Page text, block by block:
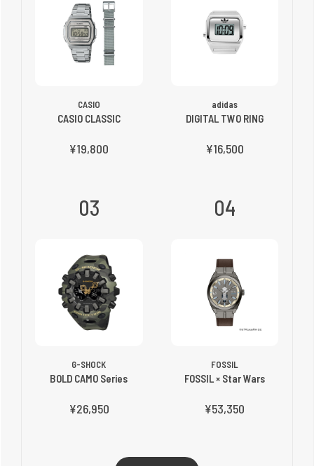
CASIO
CASIO CLASSIC
¥19,800
adidas
DIGITAL TWO RING
¥16,500
03
G-SHOCK
BOLD CAMO Series
¥26,950
04
FOSSIL
FOSSIL × Star Wars
¥53,350